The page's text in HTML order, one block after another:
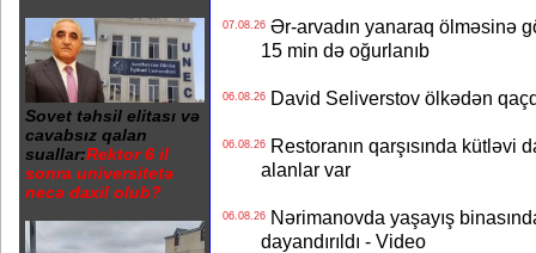
Sovet təhsil elitası və
cavabsız qalan
suallar:Rektor 6 il
sonra universitetə
necə daxil olub?
07.08.26Ər-arvadın yanaraq ölməsinə
15 min də oğurlanıb
06.08.26David Seliverstov ölkədən
06.08.26Restoranın qarşısında kütləvi
alanlar var
06.08.26Nərimanovda yaşayış
dayandırıldı - Video